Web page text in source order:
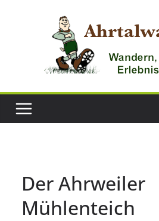
Der Ahrweiler
Mühlenteich